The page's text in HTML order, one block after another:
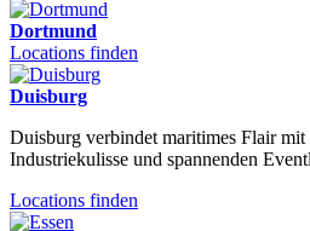
Dortmund
Locations finden
Duisburg
Duisburg verbindet maritimes Flair mit
Industriekulisse und spannenden
Locations finden